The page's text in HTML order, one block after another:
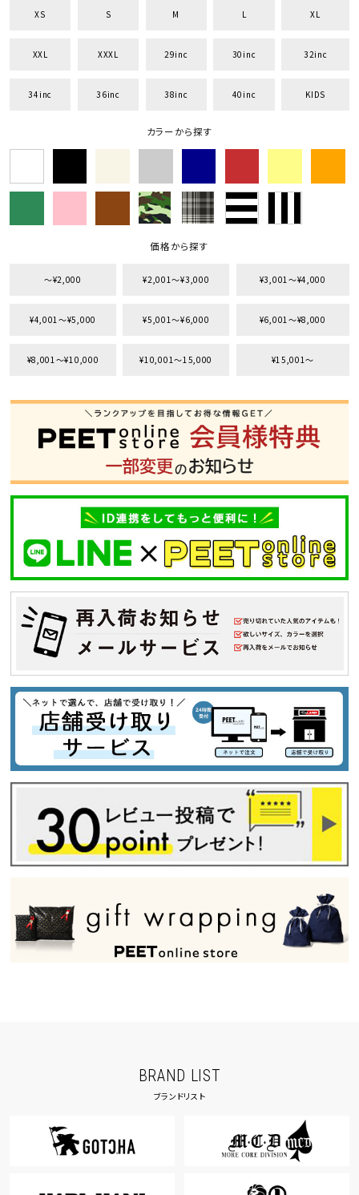
キーワードから探す
円 ～
並び順
サイズ
XL
XXL
XXXL
29inc
30inc
32inc
34inc
36inc
38inc
40inc
KIDS
tune
XS S M L XL
XXL XXXL 29inc 30inc 32inc
34inc 36inc 38inc 40inc KIDS
カラーから探す
価格から探す
〜¥2,000 ¥2,001〜¥3,000 ¥3,001〜¥4,000
¥4,001〜¥5,000 ¥5,001〜¥6,000 ¥6,001〜¥8,000
¥8,001〜¥10,000 ¥10,001〜15,000 ¥15,001〜
BRAND LIST
ブランドリスト